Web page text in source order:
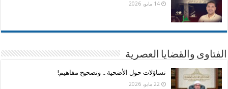
14 مايو، 2026
الفتاوى والقضايا العصرية
تساؤلات حول الأضحية .. وتصحيح مفاهيم!
22 مايو، 2026